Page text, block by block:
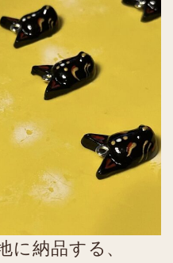
に納品する、